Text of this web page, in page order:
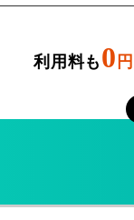
利用料も 0 円